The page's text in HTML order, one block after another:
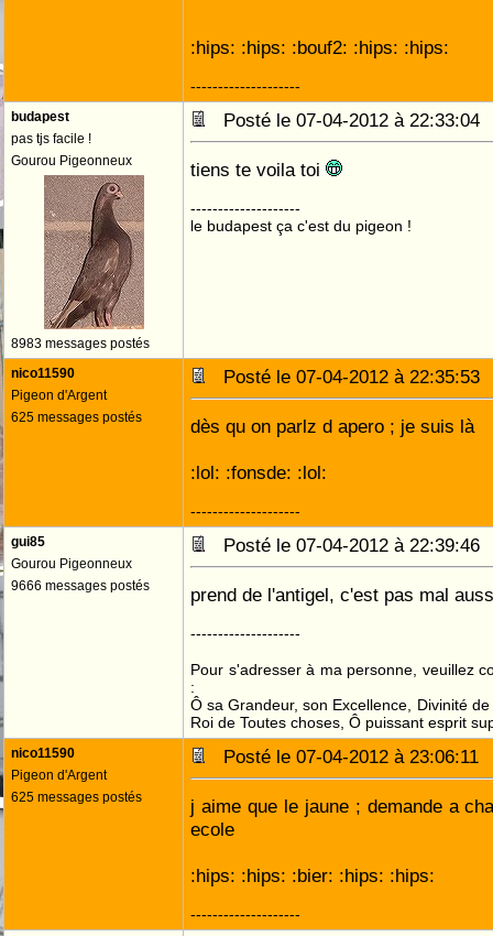
:hips: :hips: :bouf2: :hips: :hips:
--------------------
budapest
pas tjs facile !
Gourou Pigeonneux
8983 messages postés
Posté le 07-04-2012 à
tiens te voila toi
--------------------
le budapest ça c'est du pigeon !
nico11590
Pigeon d'Argent
625 messages postés
Posté le 07-04-2012 à
dès qu on parlz d apero ; je suis là
:lol: :fonsde: :lol:
--------------------
gui85
Gourou Pigeonneux
9666 messages postés
Posté le 07-04-2012 à
prend de l'antigel, c'est pas mal
--------------------
Pour s'adresser à ma personne, veuillez
:
Ô sa Grandeur, son Excellence, Divinité
Roi de Toutes choses, Ô puissant esprit
nico11590
Pigeon d'Argent
625 messages postés
Posté le 07-04-2012 à
j aime que le jaune ; demande a
ecole
:hips: :hips: :bier: :hips: :hips:
--------------------